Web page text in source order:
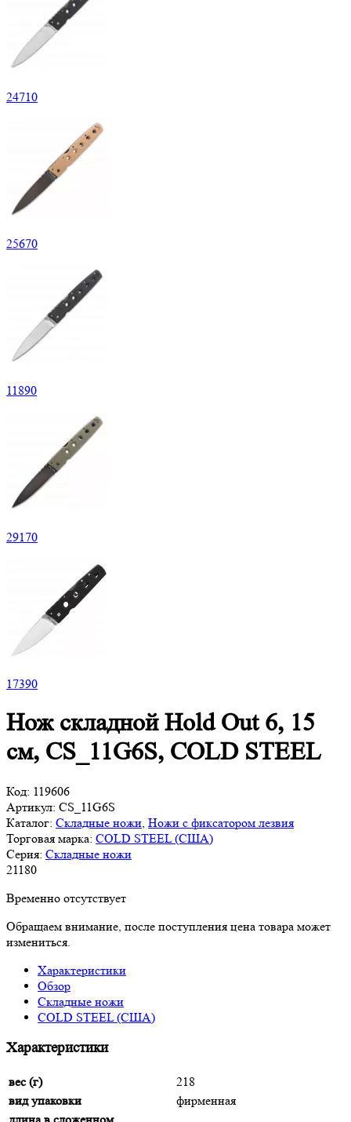
24710
25670
11890
29170
17390
Нож складной Hold Out 6, 15
см, CS_11G6S, COLD STEEL
Код: 119606
Артикул: CS_11G6S
Каталог: Складные ножи Ножи с фиксатором лезвия
Торговая марка: COLD STEEL (США)
Серия: Складные ножи
21 180
Временно отсутствует
Обращаем внимание, после поступления цена товара может
измениться.
Характеристики
Обзор
Складные ножи
COLD STEEL (США)
Характеристики
вес (г)
218
вид упаковки
фирменная